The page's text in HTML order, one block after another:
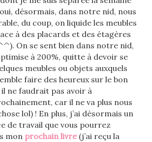
désormais, dans notre nid, nous
du coup, on liquide les meubles
à des placards et des étagères
On se sent bien dans notre nid,
à 200%, quitte à devoir se
meubles ou objets auxquels
faire des heureux sur le bon
ne faudrait pas avoir à
car il ne va plus nous
lol) ! En plus, j’ai désormais un
de travail que vous pourrez
mon prochain livre (j’ai reçu la